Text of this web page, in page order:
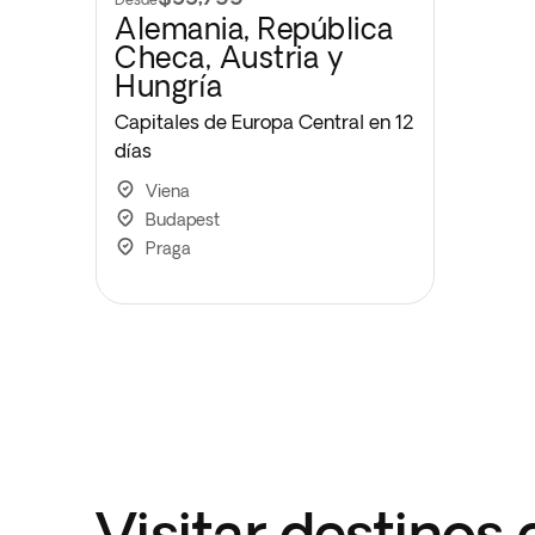
Alemania, República
Checa, Austria y
Hungría
Capitales de Europa Central en 12
días
Viena
Budapest
Praga